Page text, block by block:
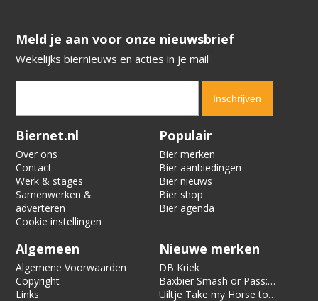
​​​​​​​Meld je aan voor onze nieuwsbrief
Wekelijks biernieuws en acties in je mail
Verification code:
Biernet.nl
Over ons
Contact
Werk & stages
Samenwerken &
adverteren
Cookie instellingen
Populair
Bier merken
Bier aanbiedingen
Bier nieuws
Bier shop
Bier agenda
Algemeen
Algemene Voorwaarden
Copyright
Links
Nieuwe merken
DB Kriek
Baxbier Smash or Pass:
Strata
Uiltje Take my Horse to